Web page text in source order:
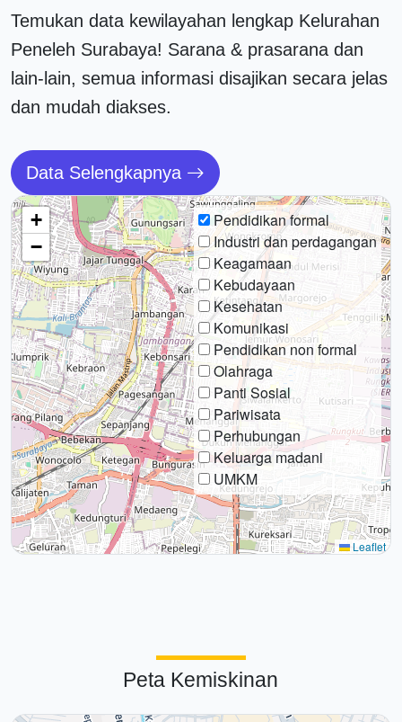
Temukan data kewilayahan lengkap Kelurahan
Peneleh Surabaya! Sarana & prasarana dan
lain-lain, semua informasi disajikan secara jelas
dan mudah diakses.
Data Selengkapnya
Pendidikan formal
Industri dan perdagangan
Keagamaan
Kebudayaan
Kesehatan
Komunikasi
Pendidikan non formal
Olahraga
Panti Sosial
Pariwisata
Perhubungan
Keluarga madani
UMKM
+
−
Leaflet
Peta Kemiskinan